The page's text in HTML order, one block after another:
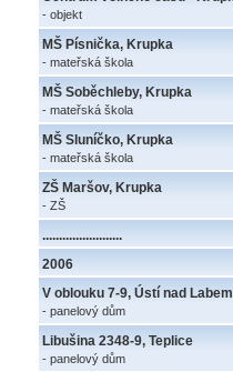
- objekt
MŠ Písnička, Krupka
- mateřská škola
MŠ Soběchleby, Krupka
- mateřská škola
MŠ Sluníčko, Krupka
- mateřská škola
ZŠ Maršov, Krupka
- ZŠ
........................
2006
V oblouku 7-9, Ústí nad Labem
- panelový dům
Libušina 2348-9, Teplice
- panelový dům